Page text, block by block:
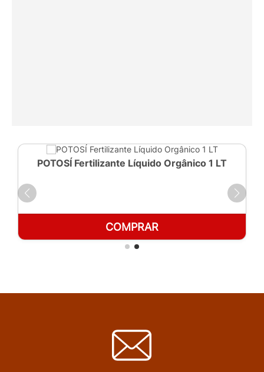
POTOSÍ Fertilizante Líquido Orgânico 1 LT
COMPRAR